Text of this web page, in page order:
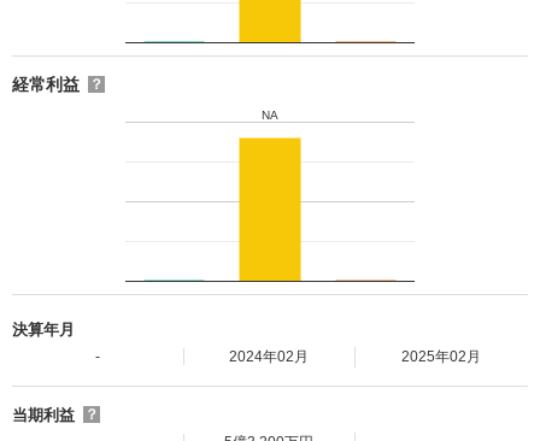
経常利益 ？
NA
決算年月
- 2024年02月 2025年02月
当期利益
？